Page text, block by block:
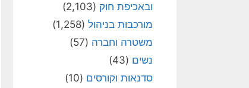
ובאכיפת חוק (2,103)
מורכבות בניהול (1,258)
משטרה וחברה (57)
נשים (43)
סדנאות וקורסים (10)